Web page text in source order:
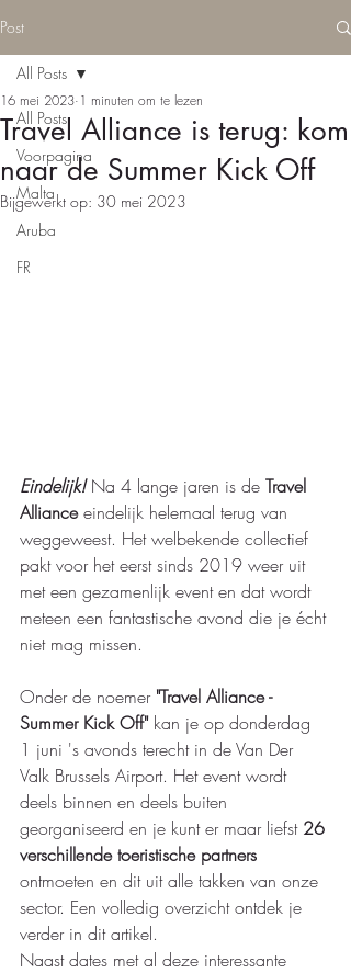
Post
All Posts
Voorpagina
Malta
Aruba
FR
All Posts
Travel Alliance is terug: kom
naar de Summer Kick Off
16 mei 2023 1 minuten om te lezen
Bijgewerkt op: 30 mei 2023
Eindelijk! Na 4 lange jaren is de Travel
Alliance eindelijk helemaal terug van
weggeweest. Het welbekende collectief
pakt voor het eerst sinds 2019 weer uit
met een gezamenlijk event en dat wordt
meteen een fantastische avond die je écht
niet mag missen.
Onder de noemer "Travel Alliance -
Summer Kick Off" kan je op donderdag
1 juni 's avonds terecht in de Van Der
Valk Brussels Airport. Het event wordt
deels binnen en deels buiten
georganiseerd en je kunt er maar liefst 26
verschillende toeristische partners
ontmoeten en dit uit alle takken van onze
sector. Een volledig overzicht ontdek je
verder in dit artikel.
Naast dates met al deze interessante